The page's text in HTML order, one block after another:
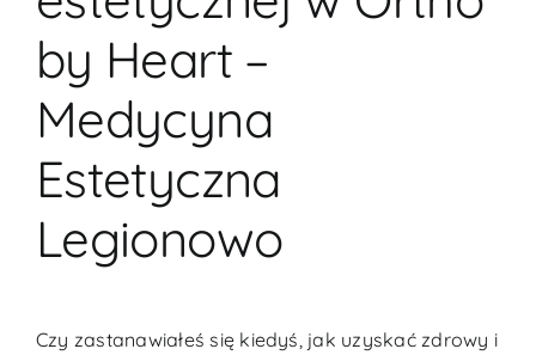
by Heart –
Medycyna
Estetyczna
Legionowo
Czy zastanawiałeś się kiedyś, jak uzyskać zdrowy i